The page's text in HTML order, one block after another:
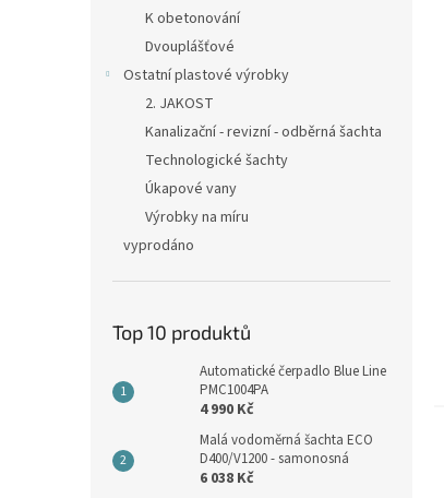
K obetonování
Dvouplášťové
Ostatní plastové výrobky
2. JAKOST
Kanalizační - revizní - odběrná šachta
Technologické šachty
Úkapové vany
Výrobky na míru
vyprodáno
Top 10 produktů
Automatické čerpadlo Blue Line
PMC1004PA
4 990 Kč
Malá vodoměrná šachta ECO
D400/V1200 - samonosná
6 038 Kč